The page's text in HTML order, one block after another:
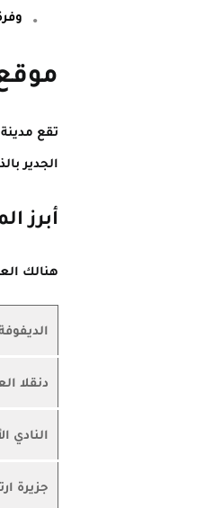
الجدير بالذكر أن
أبرز
هنالك
دنقلا
النادي
جزيرة